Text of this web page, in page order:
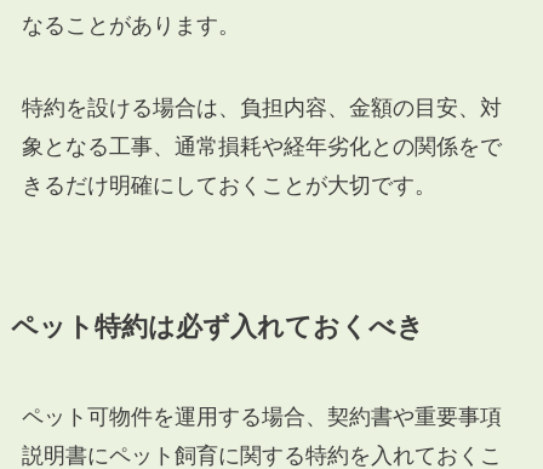
なることがあります。
特約を設ける場合は、負担内容、金額の目安、対
象となる工事、通常損耗や経年劣化との関係をで
きるだけ明確にしておくことが大切です。
ペット特約は必ず入れておくべき
ペット可物件を運用する場合、契約書や重要事項
説明書にペット飼育に関する特約を入れておくこ